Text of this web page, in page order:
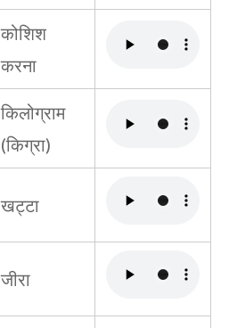
कोशिश
करना
किलोग्राम
(किग्रा)
खट्टा
जीरा